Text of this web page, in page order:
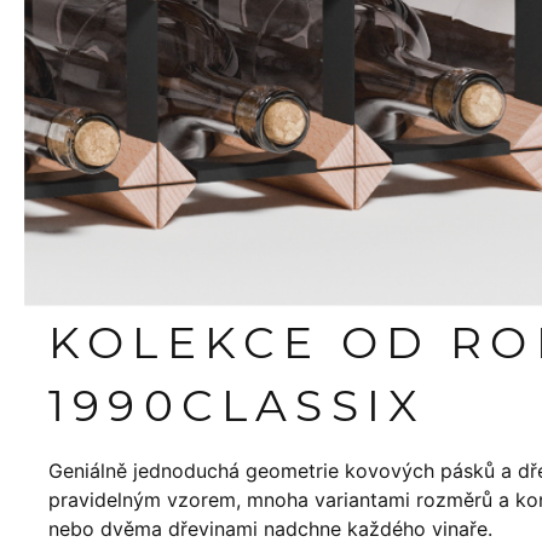
KOLEKCE OD
1990 CLASSIX
Geniálně jednoduchá geometrie kovových pásků a
pravidelným vzorem, mnoha variantami rozměrů a
nebo dvěma dřevinami nadchne každého vinaře.